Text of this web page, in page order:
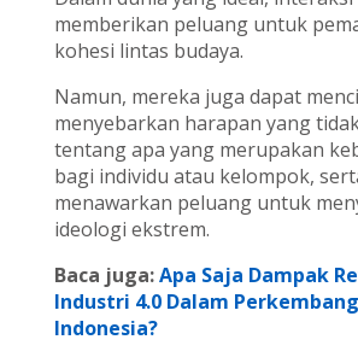
memberikan peluang untuk
kohesi lintas budaya.
Namun, mereka juga dapat
menyebarkan harapan yang
tentang apa yang merupakan
bagi individu atau kelompok,
menawarkan peluang untuk
ideologi ekstrem.
Baca juga:Apa Saja Dampak
Industri 4.0 Dalam
Indonesia?